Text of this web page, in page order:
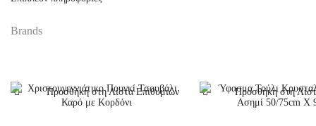
Brands
Προσθήκη στη Λίστα Επιθυμιών Προσθήκη στη